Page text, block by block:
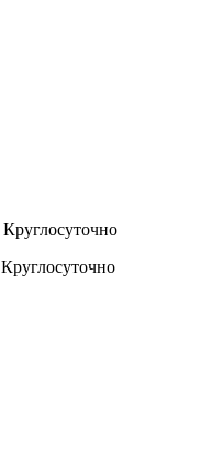
Круглосуточно
Круглосуточно